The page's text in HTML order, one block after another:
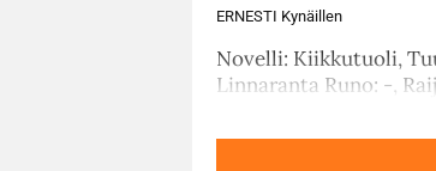
ERNESTI Kynäillen
Novelli: Kiikkutuoli,
Linnaranta Runo: -,